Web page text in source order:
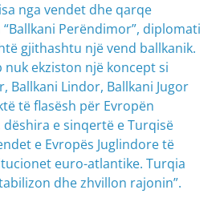
nga vendet dhe qarqe
Perëndimor”, diplomati
gjithashtu një vend ballkanik.
ekziston një koncept si
Ballkani Lindor, Ballkani Jugor
të flasësh për Evropën
dëshira e sinqertë e Turqisë
e Evropës Juglindore të
euro-atlantike. Turqia
dhe zhvillon rajonin”.